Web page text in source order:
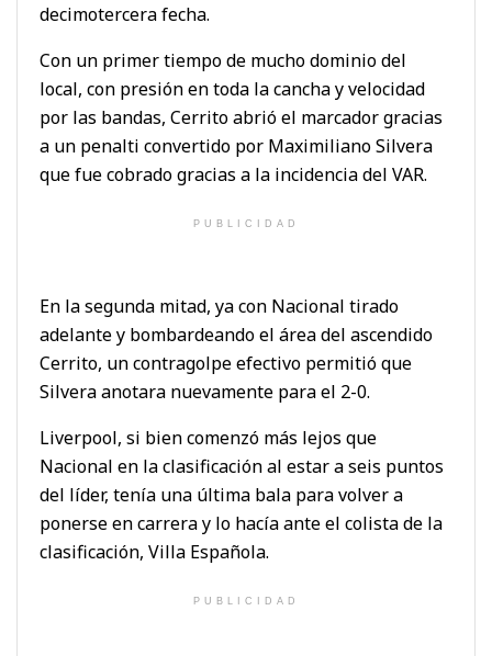
decimotercera fecha.
Con un primer tiempo de mucho dominio del
local, con presión en toda la cancha y velocidad
por las bandas, Cerrito abrió el marcador gracias
a un penalti convertido por Maximiliano Silvera
que fue cobrado gracias a la incidencia del VAR.
PUBLICIDAD
En la segunda mitad, ya con Nacional tirado
adelante y bombardeando el área del ascendido
Cerrito, un contragolpe efectivo permitió que
Silvera anotara nuevamente para el 2-0.
Liverpool, si bien comenzó más lejos que
Nacional en la clasificación al estar a seis puntos
del líder, tenía una última bala para volver a
ponerse en carrera y lo hacía ante el colista de la
clasificación, Villa Española.
PUBLICIDAD